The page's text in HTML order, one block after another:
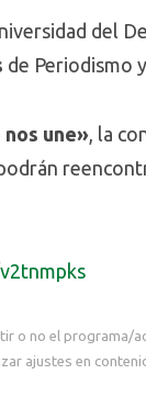
del
de Periodismo
une», la
o no el programa/
ajustes en